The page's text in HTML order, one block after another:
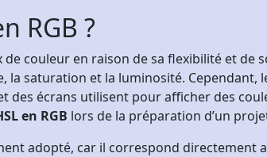
RGB ?
couleur en raison de sa flexibilité et de
saturation et la luminosité. Cependant,
des écrans utilisent pour afficher des
en RGB lors de la préparation d’un
adopté, car il correspond directement